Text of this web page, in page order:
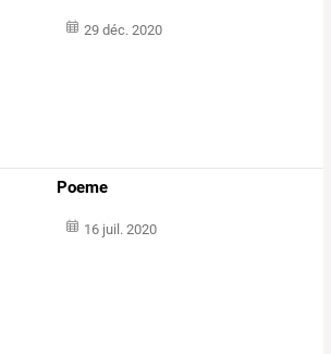
29 déc. 2020
Poeme
16 juil. 2020